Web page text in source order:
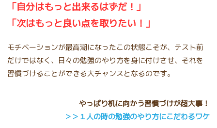
「自分はもっと出来るはずだ！」
「次はもっと良い点を取りたい！」
モチベーションが最高潮になったこの状態こそが、テスト前
だけではなく、日々の勉強のやり方を身に付けさせ、それを
習慣づけることができる大チャンスとなるのです。
やっぱり机に向かう習慣づけが超大事！
＞＞１人の時の勉強のやり方にこだわるワケ